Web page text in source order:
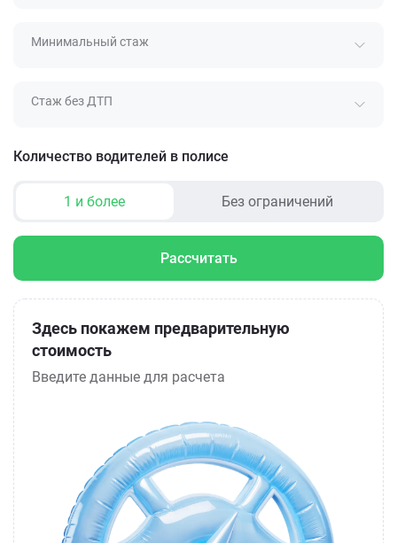
Минимальный стаж
Стаж без ДТП
Количество водителей в полисе
1 и более Без ограничений
Рассчитать
Здесь покажем предварительную
стоимость
Введите данные для расчета